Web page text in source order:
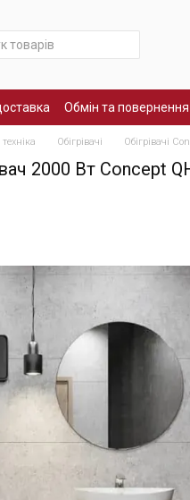
Обмін та повернення
Обігрівачі Обігрівачі
2000 Вт Concept